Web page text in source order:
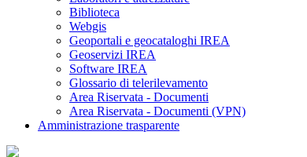
Biblioteca
Webgis
Geoportali e geocataloghi IREA
Geoservizi IREA
Software IREA
Glossario di telerilevamento
Area Riservata - Documenti
Area Riservata - Documenti (VPN)
Amministrazione trasparente